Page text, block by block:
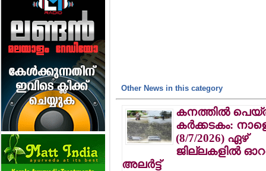
Other News in this category
കനത്തില്‍
കര്‍ക്കടകം:
(8/7/2026) ഏഴ്
ജില്ലകളില്‍
അലര്‍ട്ട്